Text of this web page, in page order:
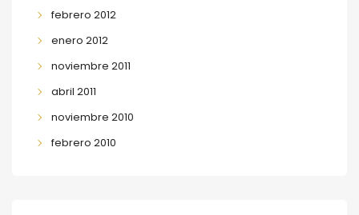
febrero 2012
enero 2012
noviembre 2011
abril 2011
noviembre 2010
febrero 2010